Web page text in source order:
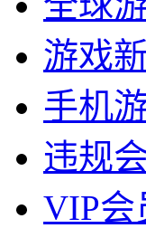
游戏
手机
违规
VIP会